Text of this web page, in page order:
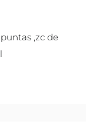
,zc de